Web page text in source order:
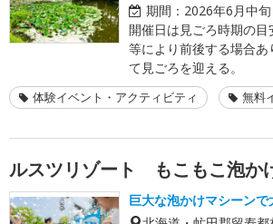
期間： 2026年6月中
開催日は見ごろ時期の
等により前後する場合
て見ごろを迎える。
体験イベント・アクティビティ 無料
ルスツリゾート もこもこ泡か
巨大な泡かけマシーンで